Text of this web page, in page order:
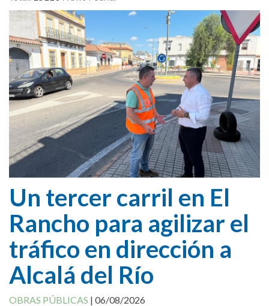
Un tercer carril en El
Rancho para agilizar el
tráfico en dirección a
Alcalá del Río
OBRAS PÚBLICAS | 06/08/2026
Cookies Policy